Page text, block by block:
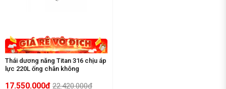
Thái dương năng Titan 316 chịu áp
lực 220L ống chân không
17.550.000đ 22.420.000đ